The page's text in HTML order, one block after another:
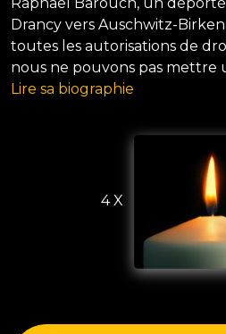
Drancy vers Auschwitz-
toutes les autorisations de
nous ne pouvons pas mettre
Lire sa biographie
4 X